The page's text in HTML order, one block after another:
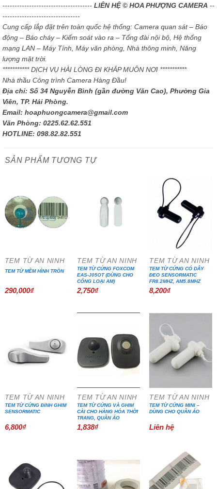
------------------------------------- LIÊN HỆ © HOA PHƯỢNG CAMERA --
--------------------------------
Cung cấp lắp đặt trên toàn quốc hệ thống: Camera quan sát – Báo
động – Báo cháy – Kiểm soát vào ra – Tổng đài nội bộ, Hệ thống
mạng LAN – Máy Tính, Máy văn phòng, Nhà thông minh, Năng
lượng mặt trời.
*********** DỊCH VỤ HÀI LÒNG ĐI KHẮP MUÔN NƠI ***********
Nhà thầu Công trình Camera Hàng Đầu!
Địa chỉ: Số 34 Nguyễn Bình (gần đường Văn Cao), Phường Gia
Viên, TP. Hải Phòng.
Email: hoaphuongcamera@gmail.com
Văn Phòng: 0225.62.62.551
HOTLINE: 098.82.82.551
SẢN PHẨM TƯƠNG TỰ
TEM TỪ AN NINH
TEM TỪ MỀM HÌNH TRÒN
290,000₫
TEM TỪ AN NINH
TEM TỪ CỨNG FOXCOM
EAS-J05OT (DÙNG CHO
CỔNG LOẠI AM)
2,750₫
TEM TỪ AN NINH
TEM TỪ CỨNG CÓ DÂY
ĐEO SENSORMATIC
FR8.2MHZ, AM5.8MHZ
8,200₫
TEM TỪ AN NINH
TEM TỪ CỨNG ĐINH GHIM
SENSORMATIC
6,800₫
TEM TỪ AN NINH
TEM TỪ CỨNG VÀ GHIM
CÀI CHO HÀNG HÓA THỜI
TRANG, QUẦN ÁO
1,838₫
TEM TỪ AN NINH
TEM TỪ CỨNG MINI –
DÙNG CHO QUẦN ÁO
Liên hệ